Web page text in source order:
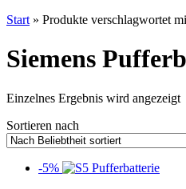
Start » Produkte verschlagwortet
Siemens
Einzelnes Ergebnis wird angezeigt
Sortieren nach
-5%